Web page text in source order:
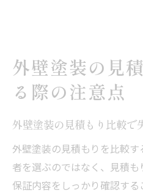
外壁塗装の見
る際の注意点
外壁塗装の見積もり比較で
外壁塗装の見積もりを比較
者を選ぶのではなく、見積も
保証内容をしっかり確認す